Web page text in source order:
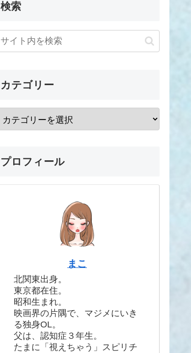
検索
カテゴリー
プロフィール
まこ
北関東出身。
東京都在住。
昭和生まれ。
映画界の片隅で、マジメにいき
る独身OL。
父は、認知症３年生。
たまに「視えちゃう」スピリチ